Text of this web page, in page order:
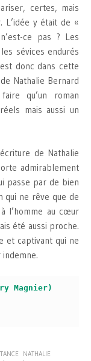
certes, mais
L’idée y était de «
ce pas ? Les
sévices endurés
donc dans cette
Nathalie Bernard
qu’un roman
mais aussi un
de Nathalie
admirablement
passe par de bien
qui ne rêve que de
l’homme au cœur
été aussi proche.
et captivant qui ne
Magnier)
NATHALIE